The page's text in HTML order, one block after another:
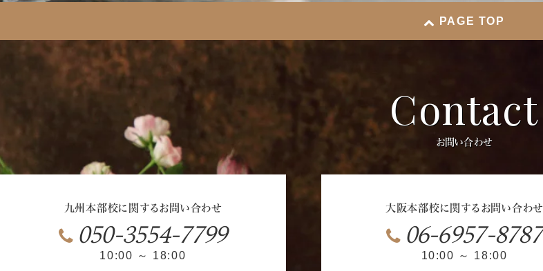
PAGE TOP
Contact
お問い合わせ
九州本部校に関するお問い合わせ
050-3554-7799
10:00 ～ 18:00
大阪本部校に関するお問い合わせ
06-6957-8787
10:00 ～ 18:00